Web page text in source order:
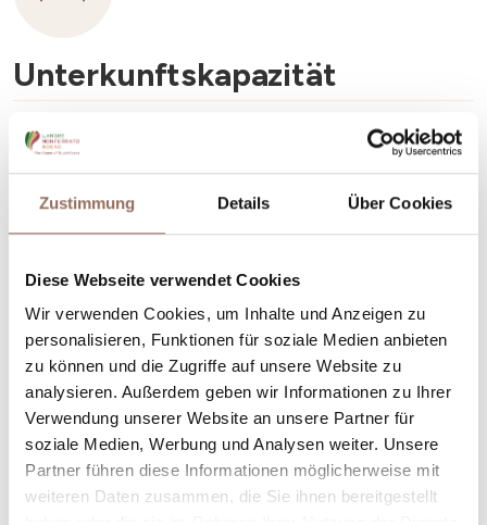
Zustimmung Details Über Cookies
Diese Webseite verwendet Cookies
Wir verwenden Cookies, um Inhalte und Anzeigen zu
personalisieren, Funktionen für soziale Medien anbieten
zu können und die Zugriffe auf unsere Website zu
analysieren. Außerdem geben wir Informationen zu Ihrer
Verwendung unserer Website an unsere Partner für
soziale Medien, Werbung und Analysen weiter. Unsere
Partner führen diese Informationen möglicherweise mit
weiteren Daten zusammen, die Sie ihnen bereitgestellt
Unterkunftskapazität
Rooms number:
Anzahl Badezimmer:35
Beds number:
Dein Urlaub
Plane, wo du übernachtest und isst, was du in jedem
Winkel des Langhe Monferrato Roero unternehmen
willst, mit einem Blick aufs Wetter in Echtzeit.